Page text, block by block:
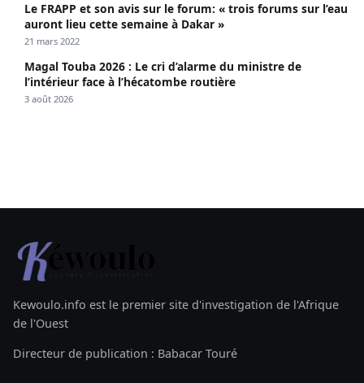
Le FRAPP et son avis sur le forum: « trois forums sur l’eau
auront lieu cette semaine à Dakar »
21 mars 2022
Magal Touba 2026 : Le cri d’alarme du ministre de
l’intérieur face à l’hécatombe routière
3 août 2026
Kewoulo.info est le premier site d'investigation de l'Afrique
de l'Ouest
Directeur de publication : Babacar Touré